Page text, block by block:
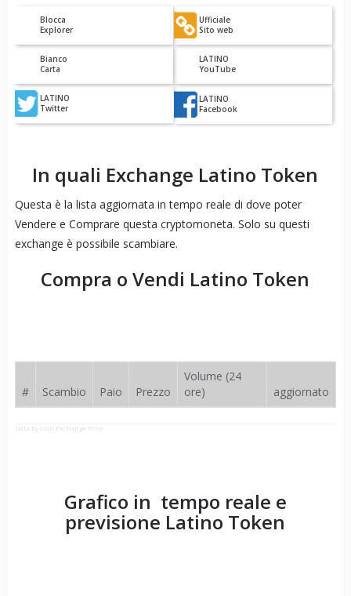
Blocca
Explorer
Ufficiale
Sito web
Bianco
Carta
LATINO
YouTube
LATINO
Twitter
LATINO
Facebook
In quali Exchange Latino Token
Questa è la lista aggiornata in tempo reale di dove poter
Vendere e Comprare questa cryptomoneta. Solo su questi
exchange è possibile scambiare.
Compra o Vendi Latino Token
# Scambio Paio Prezzo
Volume (24
ore)
aggiornato
Data by Coin Exchange Price
Grafico in tempo reale e
previsione Latino Token